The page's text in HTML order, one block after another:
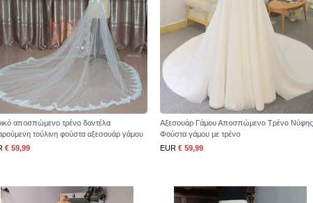
αποσπώμενο τρένο δαντέλα
τούλινη φούστα αξεσουάρ γάμου
€ 59,99
Αξεσουάρ Γάμου Αποσπώμενο Τρένο Νύφης
Φούστα γάμου με τρένο
EUR € 59,99